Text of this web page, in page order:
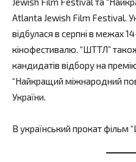
Atlanta Jewish Film Festival.
відбулася в серпні в межах
кінофестивалю. “ШТТЛ”
кандидатів відбору на
“Найкращий міжнародний
України.
В український прокат фільм